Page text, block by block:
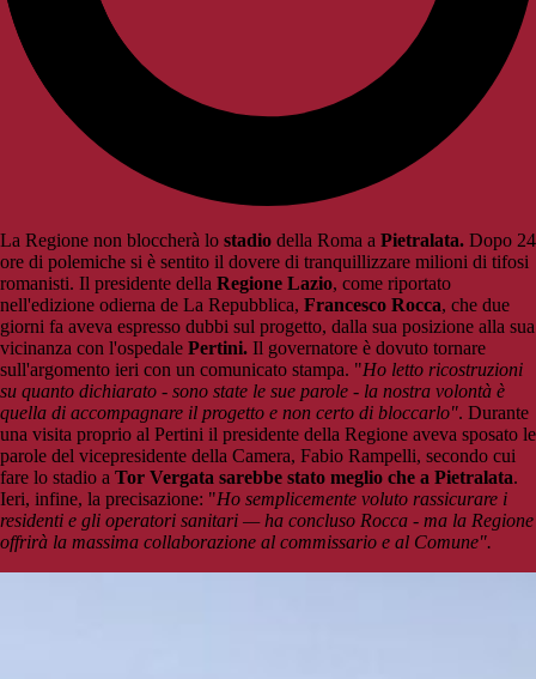
La Regione non bloccherà lo stadio della Roma a Pietralata. Dopo 24
ore di polemiche si è sentito il dovere di tranquillizzare milioni di tifosi
romanisti. Il presidente della Regione Lazio, come riportato
nell'edizione odierna de La Repubblica, Francesco Rocca, che due
giorni fa aveva espresso dubbi sul progetto, dalla sua posizione alla sua
vicinanza con l'ospedale Pertini. Il governatore è dovuto tornare
sull'argomento ieri con un comunicato stampa. "Ho letto ricostruzioni
su quanto dichiarato - sono state le sue parole - la nostra volontà è
quella di accompagnare il progetto e non certo di bloccarlo". Durante
una visita proprio al Pertini il presidente della Regione aveva sposato le
parole del vicepresidente della Camera, Fabio Rampelli, secondo cui
fare lo stadio a Tor Vergata sarebbe stato meglio che a Pietralata.
Ieri, infine, la precisazione: "Ho semplicemente voluto rassicurare i
residenti e gli operatori sanitari — ha concluso Rocca - ma la Regione
offrirà la massima collaborazione al commissario e al Comune".